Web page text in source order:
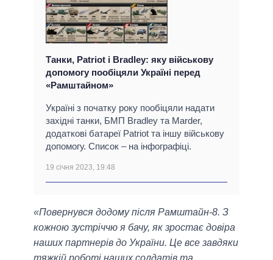
Танки, Patriot і Bradley: яку військову
допомогу пообіцяли Україні перед
«Рамштайном»
Україні з початку року пообіцяли надати
західні танки, БМП Bradley та Marder,
додаткові батареї Patriot та іншу військову
допомогу. Список – на інфографіці.
19 січня 2023, 19:48
«Повернувся додому після Рамштайн-8. З
кожною зустріччю я бачу, як зростає довіра
наших партнерів до України. Це все завдяки